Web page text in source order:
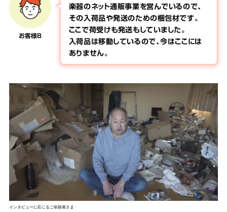
お客様B
楽器のネット通販事業を営んでいるので、
その入荷品や発送のための梱包材です。
ここで荷受けも発送もしていました。
入荷品は移動しているので、今はここには
ありません。
インタビューに応じるご依頼者さま